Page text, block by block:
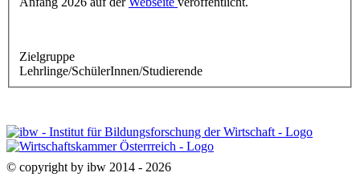
Zielgruppe
Lehrlinge/SchülerInnen/Studierende
© copyright by ibw 2014 - 2026